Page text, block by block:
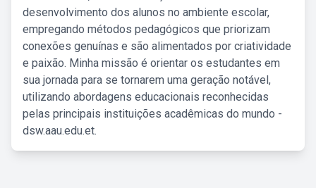
desenvolvimento dos alunos no ambiente escolar,
empregando métodos pedagógicos que priorizam
conexões genuínas e são alimentados por criatividade
e paixão. Minha missão é orientar os estudantes em
sua jornada para se tornarem uma geração notável,
utilizando abordagens educacionais reconhecidas
pelas principais instituições acadêmicas do mundo -
dsw.aau.edu.et.